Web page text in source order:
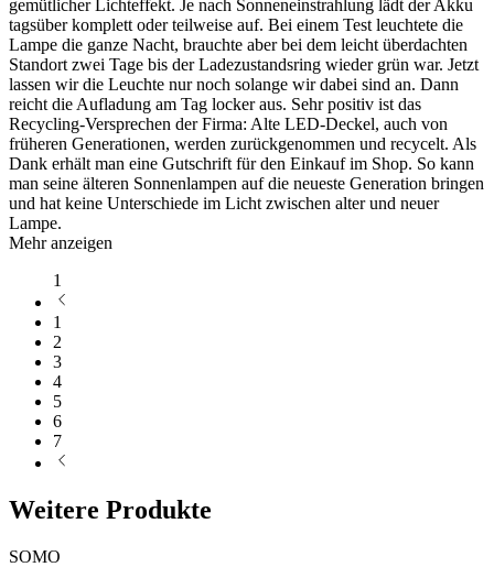
gemütlicher Lichteffekt. Je nach Sonneneinstrahlung lädt der Akku
tagsüber komplett oder teilweise auf. Bei einem Test leuchtete die
Lampe die ganze Nacht, brauchte aber bei dem leicht überdachten
Standort zwei Tage bis der Ladezustandsring wieder grün war. Jetzt
lassen wir die Leuchte nur noch solange wir dabei sind an. Dann
reicht die Aufladung am Tag locker aus. Sehr positiv ist das
Recycling-Versprechen der Firma: Alte LED-Deckel, auch von
früheren Generationen, werden zurückgenommen und recycelt. Als
Dank erhält man eine Gutschrift für den Einkauf im Shop. So kann
man seine älteren Sonnenlampen auf die neueste Generation bringen
und hat keine Unterschiede im Licht zwischen alter und neuer
Lampe.
Mehr anzeigen
1
1
2
3
4
5
6
7
Weitere Produkte
SOMO